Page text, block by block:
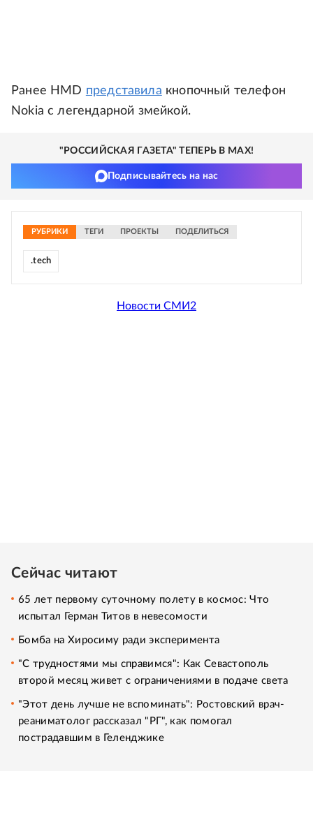
Ранее HMD представила кнопочный телефон
Nokia с легендарной змейкой.
"РОССИЙСКАЯ ГАЗЕТА" ТЕПЕРЬ В MAX!
Подписывайтесь на нас
РУБРИКИ ТЕГИ ПРОЕКТЫ ПОДЕЛИТЬСЯ
.tech
Новости СМИ2
Сейчас читают
65 лет первому суточному полету в космос: Что
испытал Герман Титов в невесомости
Бомба на Хиросиму ради эксперимента
"С трудностями мы справимся": Как Севастополь
второй месяц живет с ограничениями в подаче света
"Этот день лучше не вспоминать": Ростовский врач-
реаниматолог рассказал "РГ", как помогал
пострадавшим в Геленджике